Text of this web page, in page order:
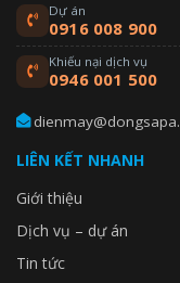
Dự án
0916 008 900
Khiếu nại dịch vụ
0946 001 500
LIÊN KẾT NHANH
Giới thiệu
Dịch vụ – dự án
Tin tức